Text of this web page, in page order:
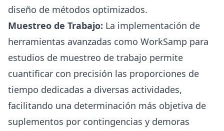
diseño de métodos optimizados.
Muestreo de Trabajo: La implementación de
herramientas avanzadas como WorkSamp para
estudios de muestreo de trabajo permite
cuantificar con precisión las proporciones de
tiempo dedicadas a diversas actividades,
facilitando una determinación más objetiva de
suplementos por contingencias y demoras